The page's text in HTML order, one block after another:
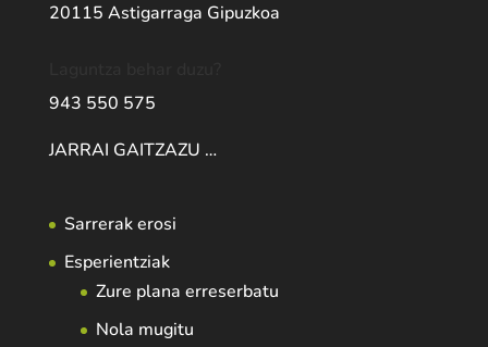
20115 Astigarraga Gipuzkoa
943 550 575
JARRAI GAITZAZU …
Sarrerak erosi
Esperientziak
Zure plana erreserbatu
Nola mugitu